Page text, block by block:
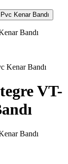
Bandı
VT-
Bandı